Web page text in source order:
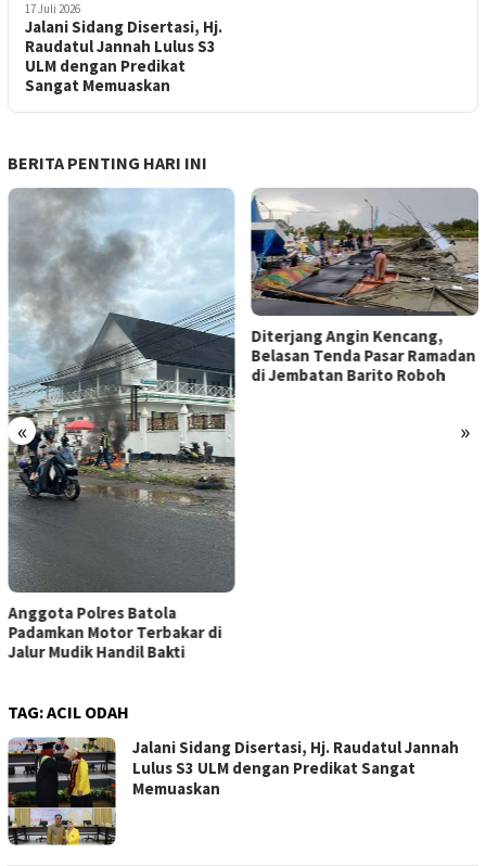
17 Juli 2026
Jalani Sidang Disertasi, Hj.
Raudatul Jannah Lulus S3
ULM dengan Predikat
Sangat Memuaskan
BERITA PENTING HARI INI
« »
Anggota Polres Batola
Padamkan Motor Terbakar di
Jalur Mudik Handil Bakti
Diterjang Angin Kencang,
Belasan Tenda Pasar Ramadan
di Jembatan Barito Roboh
TAG:ACIL ODAH
Jalani Sidang Disertasi, Hj. Raudatul Jannah
Lulus S3 ULM dengan Predikat Sangat
Memuaskan